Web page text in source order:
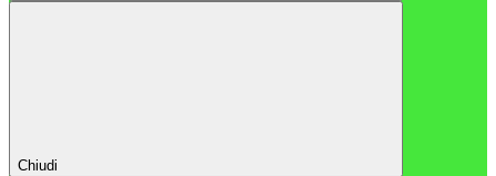
Chiudi